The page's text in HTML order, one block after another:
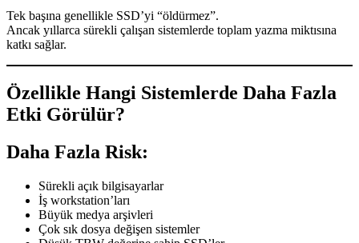
Tek başına genellikle SSD’yi “öldürmez”.
Ancak yıllarca sürekli çalışan sistemlerde toplam yazma miktısına
katkı sağlar.
Özellikle Hangi Sistemlerde Daha Fazla
Etki Görülür?
Daha Fazla Risk:
Sürekli açık bilgisayarlar
İş workstation’ları
Büyük medya arşivleri
Çok sık dosya değişen sistemler